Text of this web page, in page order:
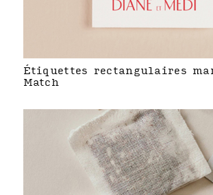
Étiquettes rectangulaires
Match